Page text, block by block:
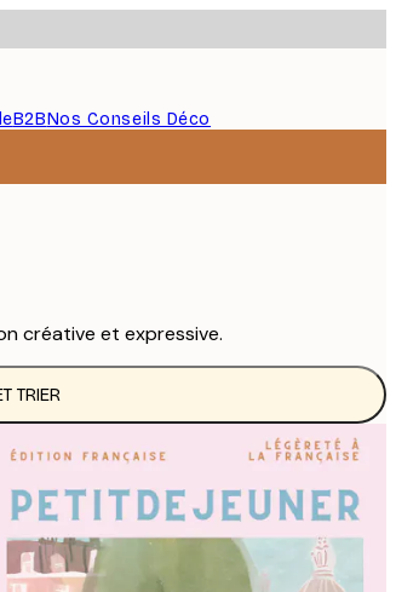
B2BNos Conseils Déco
créative et expressive.
TRIER